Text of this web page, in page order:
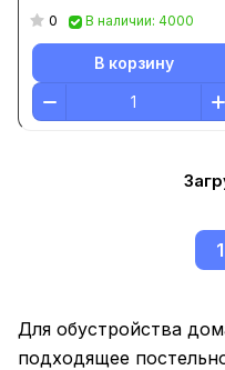
0 В наличии: 4000
В корзину
1
Для обустройства
подходящее